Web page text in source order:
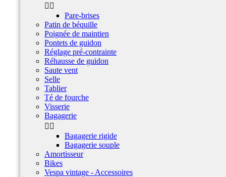
 
Pare-brises
Patin de béquille
Poignée de maintien
Pontets de guidon
Réglage pré-contrainte
Réhausse de guidon
Saute vent
Selle
Tablier
Té de fourche
Visserie
Bagagerie
 
Bagagerie rigide
Bagagerie souple
Amortisseur
Bikes
Vespa vintage - Accessoires